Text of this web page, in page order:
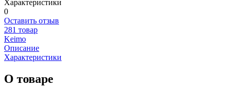
Характеристики
0
Оставить отзыв
281 товар
Keimo
Описание
Характеристики
О товаре